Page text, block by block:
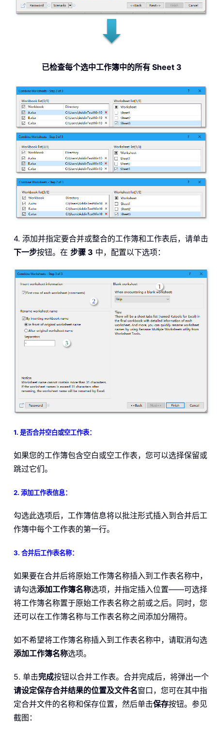
已检查每个选中工作簿中的所有 Sheet 3
4. 添加并指定要合并或整合的工作簿和工作表后，请单击
下一步按钮。在 步骤 3 中，配置以下选项：
1. 是否合并空白或空工作表：
如果您的工作簿包含空白或空工作表，您可以选择保留或
跳过它们。
2. 添加工作表信息：
勾选此选项后，工作簿信息将以批注形式插入到合并后工
作簿中每个工作表的第一行。
3. 合并后工作表名称：
如果要在合并后将原始工作簿名称插入到工作表名称中，
请勾选添加工作簿名称选项，并指定插入位置——可选择
将工作簿名称置于原始工作表名称之前或之后。同时，您
还可以在工作簿名称与工作表名称之间添加分隔符。
如不希望将工作簿名称插入到工作表名称中，请取消勾选
添加工作簿名称选项。
5. 单击完成按钮以合并工作表。合并完成后，将弹出一个
请设定保存合并结果的位置及文件名窗口，您可在其中指
定合并文件的名称和保存位置，然后单击保存按钮。参见
截图：